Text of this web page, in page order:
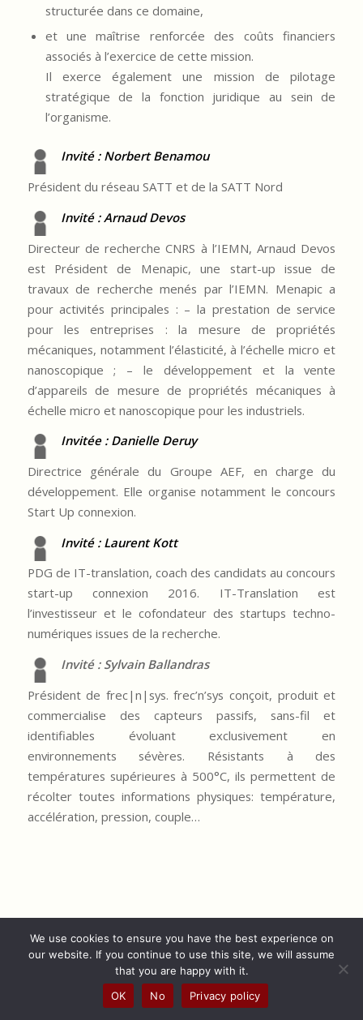
structurée dans ce domaine,
et une maîtrise renforcée des coûts financiers
associés à l’exercice de cette mission.
Il exerce également une mission de pilotage
stratégique de la fonction juridique au sein de
l’organisme.
Invité : Norbert Benamou
Président du réseau SATT et de la SATT Nord
Invité : Arnaud Devos
Directeur de recherche CNRS à l’IEMN, Arnaud Devos
est Président de Menapic, une start-up issue de
travaux de recherche menés par l’IEMN. Menapic a
pour activités principales : – la prestation de service
pour les entreprises : la mesure de propriétés
mécaniques, notamment l’élasticité, à l’échelle micro et
nanoscopique ; – le développement et la vente
d’appareils de mesure de propriétés mécaniques à
échelle micro et nanoscopique pour les industriels.
Invitée : Danielle Deruy
Directrice générale du Groupe AEF, en charge du
développement. Elle organise notamment le concours
Start Up connexion.
Invité : Laurent Kott
PDG de IT-translation, coach des candidats au concours
start-up connexion 2016. IT-Translation est
l’investisseur et le cofondateur des startups techno-
numériques issues de la recherche.
Invité : Sylvain Ballandras
Président de frec|n|sys. frec’n’sys conçoit, produit et
commercialise des capteurs passifs, sans-fil et
identifiables évoluant exclusivement en
environnements sévères. Résistants à des
températures supérieures à 500°C, ils permettent de
récolter toutes informations physiques: température,
accélération, pression, couple…
We use cookies to ensure you have the best experience on
our website. If you continue to use this site, we will assume
that you are happy with it.
OK
No Privacy policy